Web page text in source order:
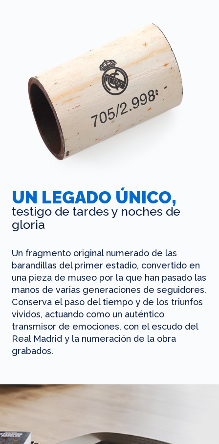
UN LEGADO ÚNICO,
testigo de tardes y noches de
gloria
Un fragmento original numerado de las
barandillas del primer estadio, convertido en
una pieza de museo por la que han pasado las
manos de varias generaciones de seguidores.
Conserva el paso del tiempo y de los triunfos
vividos, actuando como un auténtico
transmisor de emociones, con el escudo del
Real Madrid y la numeración de la obra
grabados.